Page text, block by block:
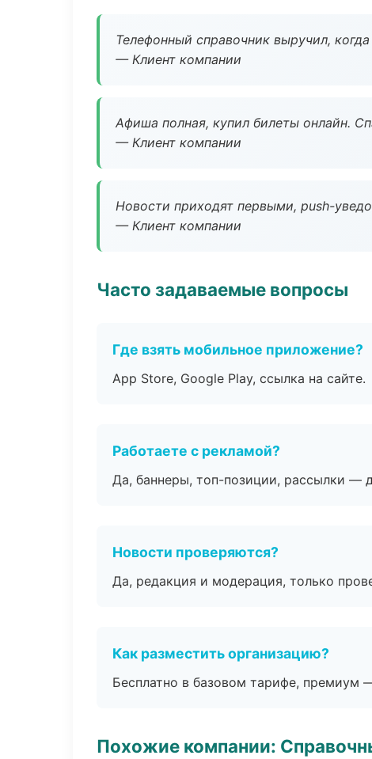
Телефонный справочник выручил,
— Клиент компании
Афиша полная, купил билеты онлайн.
— Клиент компании
Новости приходят первыми, push-
— Клиент компании
Часто задаваемые вопросы
Где взять мобильное приложение?
App Store, Google Play, ссылка на сайте.
Работаете с рекламой?
Да, баннеры, топ-позиции, рассылки —
Новости проверяются?
Да, редакция и модерация, только
Как разместить организацию?
Бесплатно в базовом тарифе, премиум
Похожие компании: